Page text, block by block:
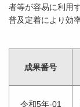
者等が容易に利用
普及定着により効
成果番号
令和5年-01